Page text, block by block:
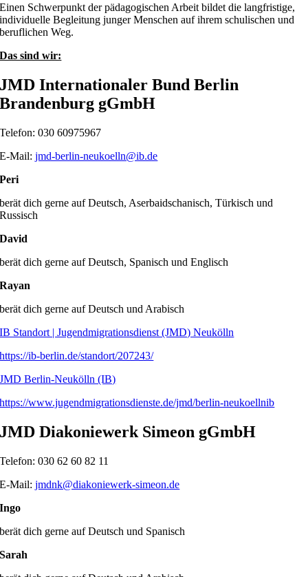
Einen Schwerpunkt der pädagogischen Arbeit bildet die langfristige,
individuelle Begleitung junger Menschen auf ihrem schulischen und
beruflichen Weg.
Das sind wir:
JMD Internationaler Bund Berlin
Brandenburg gGmbH
Telefon: 030 60975967
E-Mail:jmd-berlin-neukoelln@ib.de
Peri
berät dich gerne auf Deutsch, Aserbaidschanisch, Türkisch und
Russisch
David
berät dich gerne auf Deutsch, Spanisch und Englisch
Rayan
berät dich gerne auf Deutsch und Arabisch
IB Standort | Jugendmigrationsdienst (JMD) Neukölln
https://ib-berlin.de/standort/207243/
JMD Berlin-Neukölln (IB)
https://www.jugendmigrationsdienste.de/jmd/berlin-neukoellnib
JMD Diakoniewerk Simeon gGmbH
Telefon: 030 62 60 82 11
E-Mail:jmdnk@diakoniewerk-simeon.de
Ingo
berät dich gerne auf Deutsch und Spanisch
Sarah